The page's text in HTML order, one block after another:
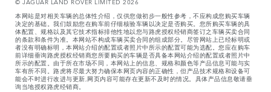
本网站是对相关车辆的总体性介绍，仅供您做初步一般性参考，不应构成您购买车辆
决定的基础。我们鼓励您在购车前仔细核验车辆以决定是否购买。您所购买车辆的具
体配置、规格以及其它技术指标排他性地以您与路虎授权经销商签订之车辆买卖合同
的条款和条件为准。本网站不构成车辆买卖合同的组成部分。尽管网站上已经标明或
者没有明确标明，本网站介绍的配置或者照片中所示的配置可能为选配。您应在购车
前详细垂询路虎授权经销商您所要购买的车辆是否具备本网站介绍的配置或者照片中
所示的配置。由于所在市场不同，本网站上的信息、规格和颜色等产品信息可能与实
车有所不同。路虎将尽最大努力确保本网页内容的正确性，但产品技术规格和设备可
能会不时进行改进与更新,网页内容可能存在更新不及时的情况。具体产品信息敬请垂
询当地授权路虎经销商。